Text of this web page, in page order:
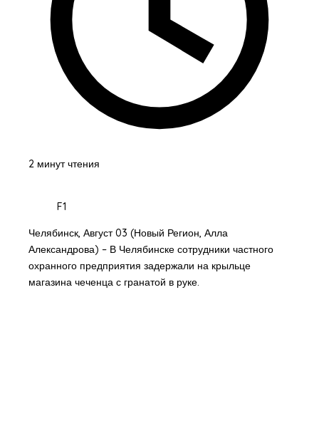
2 минут чтения
F1
Челябинск, Август 03 (Новый Регион, Алла
Александрова) – В Челябинске сотрудники частного
охранного предприятия задержали на крыльце
магазина чеченца с гранатой в руке.